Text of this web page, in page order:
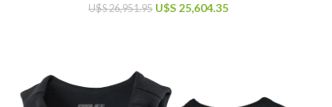
U$S26,951.95 U$S 25,604.35